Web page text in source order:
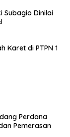
Subagio Dinilai
Karet di PTPN 1
Perdana
Pemerasan